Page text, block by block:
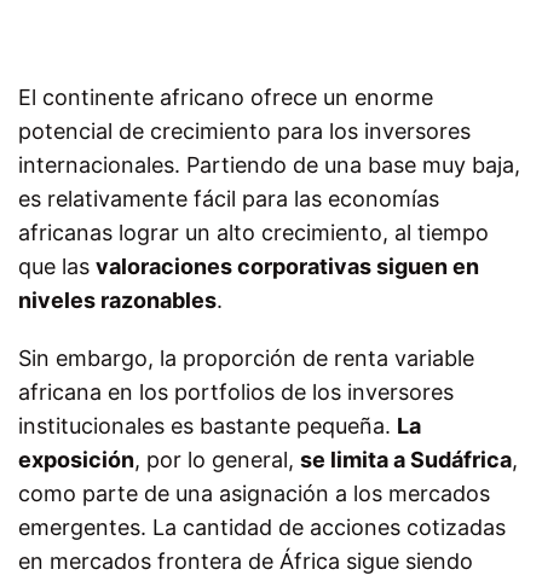
El continente africano ofrece un enorme
potencial de crecimiento para los inversores
internacionales. Partiendo de una base muy baja,
es relativamente fácil para las economías
africanas lograr un alto crecimiento, al tiempo
que las valoraciones corporativas siguen en
niveles razonables.
Sin embargo, la proporción de renta variable
africana en los portfolios de los inversores
institucionales es bastante pequeña. La
exposición, por lo general, se limita a Sudáfrica,
como parte de una asignación a los mercados
emergentes. La cantidad de acciones cotizadas
en mercados frontera de África sigue siendo